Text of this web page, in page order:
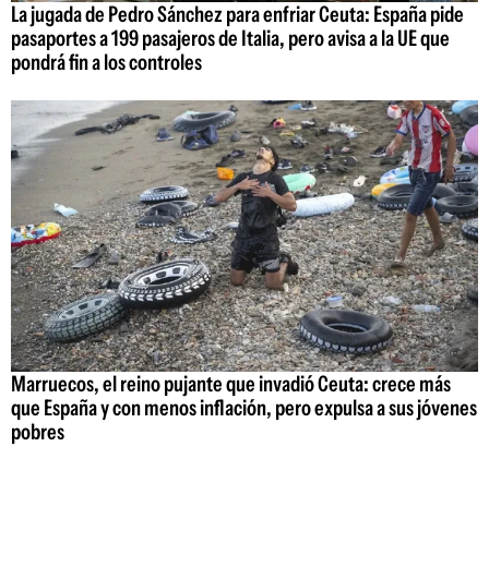
La jugada de Pedro Sánchez para enfriar Ceuta: España pide
pasaportes a 199 pasajeros de Italia, pero avisa a la UE que
pondrá fin a los controles
Marruecos, el reino pujante que invadió Ceuta: crece más
que España y con menos inflación, pero expulsa a sus jóvenes
pobres